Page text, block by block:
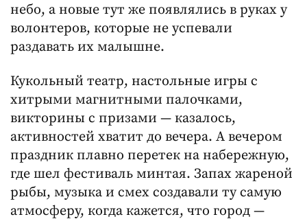
небо, а новые тут же появлялись в руках у
волонтеров, которые не успевали
раздавать их малышне.
Кукольный театр, настольные игры с
хитрыми магнитными палочками,
викторины с призами — казалось,
активностей хватит до вечера. А вечером
праздник плавно перетек на набережную,
где шел фестиваль минтая. Запах жареной
рыбы, музыка и смех создавали ту самую
атмосферу, когда кажется, что город —